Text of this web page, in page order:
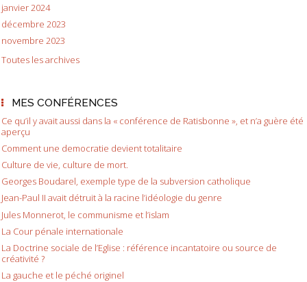
janvier 2024
décembre 2023
novembre 2023
Toutes les archives
MES CONFÉRENCES
Ce qu’il y avait aussi dans la « conférence de Ratisbonne », et n’a guère été
aperçu
Comment une democratie devient totalitaire
Culture de vie, culture de mort.
Georges Boudarel, exemple type de la subversion catholique
Jean-Paul II avait détruit à la racine l’idéologie du genre
Jules Monnerot, le communisme et l’islam
La Cour pénale internationale
La Doctrine sociale de l’Eglise : référence incantatoire ou source de
créativité ?
La gauche et le péché originel